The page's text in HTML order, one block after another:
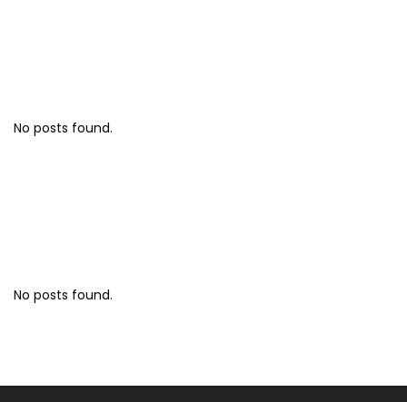
No posts found.
No posts found.